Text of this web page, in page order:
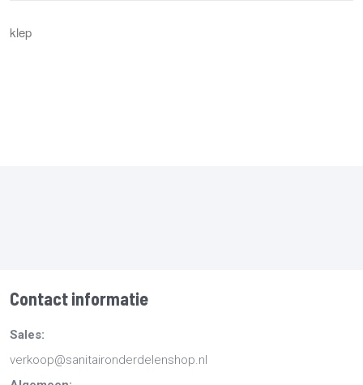
klep
Contact informatie
Sales:
verkoop@sanitaironderdelenshop.nl